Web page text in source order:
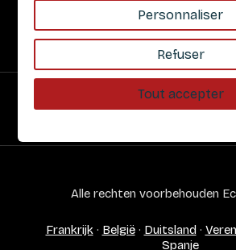
Over ons
Veilige betaling
Alle rechten voorbehouden
Frankrijk· België· Duitsland ·
Spanje
Personnaliser
Refuser
Tout accepter